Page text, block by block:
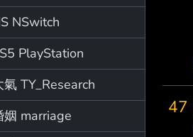
NSwitch
PlayStation
TY_Research
marriage
47